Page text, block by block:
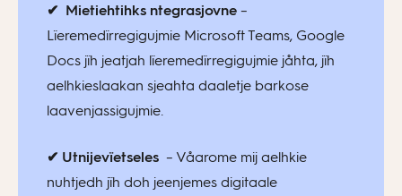
✔ Mietiehtihks ntegrasjovne –
Lïeremedïrregigujmie Microsoft Teams, Google
Docs jïh jeatjah lïeremedïrregigujmie jåhta, jïh
aelhkieslaakan sjeahta daaletje barkose
laavenjassigujmie.
✔ Utnijevïetseles – Våarome mij aelhkie
nuhtjedh jïh doh jeenjemes digitaale